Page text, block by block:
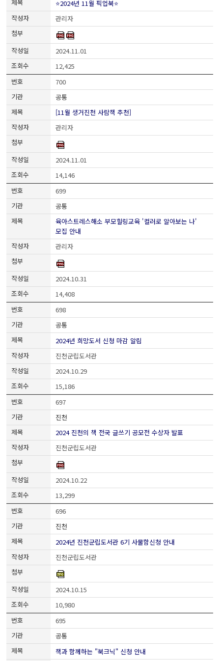
⭐2024년 11월 픽업북⭐
관리자
2024.11.01
12,425
700
공통
[11월 생거진천 사람책 추천]
관리자
2024.11.01
14,146
699
공통
육아스트레스해소 부모힐링교육 '컬러로 알아보는 나'
모집 안내
관리자
2024.10.31
14,408
698
공통
2024년 희망도서 신청 마감 알림
진천군립도서관
2024.10.29
15,186
697
진천
2024 진천의 책 전국 글쓰기 공모전 수상자 발표
진천군립도서관
2024.10.22
13,299
696
진천
2024년 진천군립도서관 6기 사물함신청 안내
진천군립도서관
2024.10.15
10,980
695
공통
책과 함께하는 "북크닉" 신청 안내